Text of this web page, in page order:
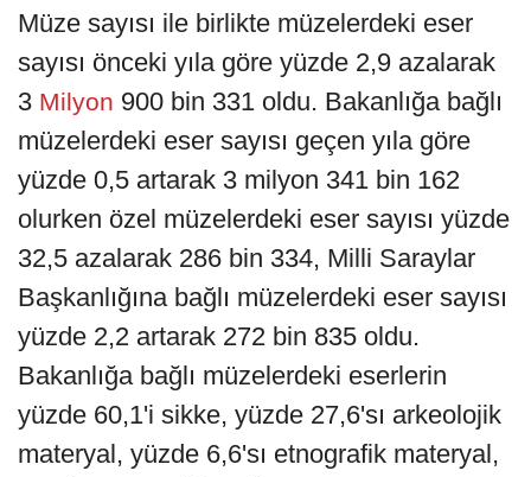
Müze sayısı ile birlikte müzelerdeki eser
sayısı önceki yıla göre yüzde 2,9 azalarak
3 Milyon 900 bin 331 oldu. Bakanlığa bağlı
müzelerdeki eser sayısı geçen yıla göre
yüzde 0,5 artarak 3 milyon 341 bin 162
olurken özel müzelerdeki eser sayısı yüzde
32,5 azalarak 286 bin 334, Milli Saraylar
Başkanlığına bağlı müzelerdeki eser sayısı
yüzde 2,2 artarak 272 bin 835 oldu.
Bakanlığa bağlı müzelerdeki eserlerin
yüzde 60,1'i sikke, yüzde 27,6'sı arkeolojik
materyal, yüzde 6,6'sı etnografik materyal,